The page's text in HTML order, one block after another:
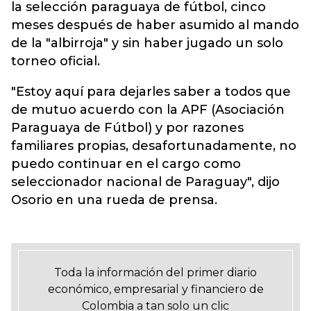
la selección paraguaya de fútbol, cinco
meses después de haber asumido al mando
de la "albirroja" y sin haber jugado un solo
torneo oficial.
"Estoy aquí para dejarles saber a todos que
de mutuo acuerdo con la APF (Asociación
Paraguaya de Fútbol) y por razones
familiares propias, desafortunadamente, no
puedo continuar en el cargo como
seleccionador nacional de Paraguay", dijo
Osorio en una rueda de prensa.
Toda la información del primer diario
económico, empresarial y financiero de
Colombia a tan solo un clic